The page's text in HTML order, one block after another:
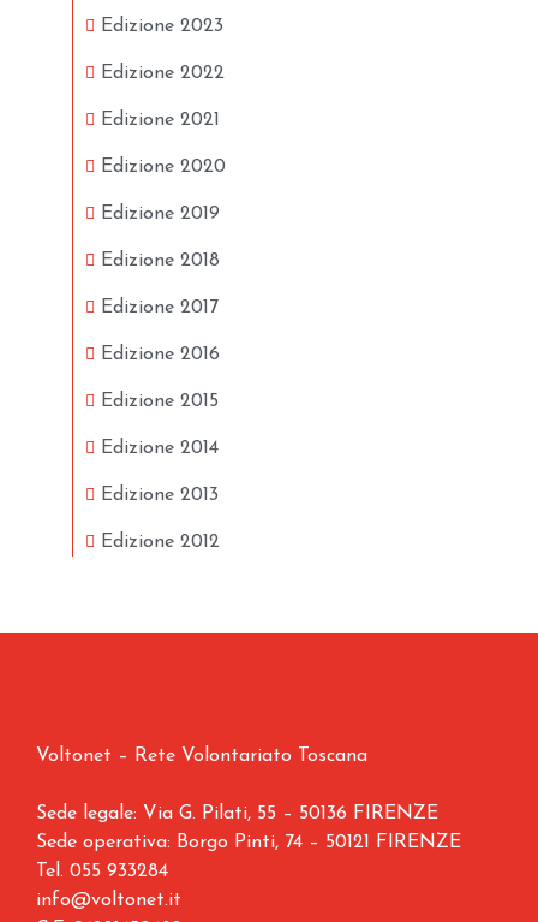
Edizione 2023
Edizione 2022
Edizione 2021
Edizione 2020
Edizione 2019
Edizione 2018
Edizione 2017
Edizione 2016
Edizione 2015
Edizione 2014
Edizione 2013
Edizione 2012
Voltonet – Rete Volontariato Toscana
Sede legale: Via G. Pilati, 55 – 50136 FIRENZE
Sede operativa: Borgo Pinti, 74 – 50121 FIRENZE
Tel. 055 933284
info@voltonet.it